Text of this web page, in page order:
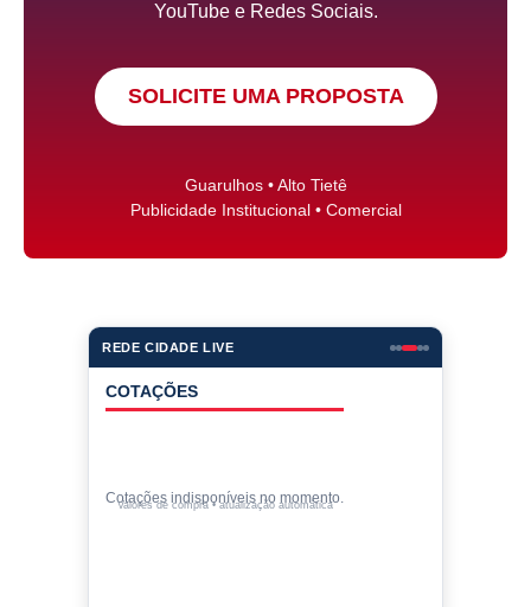
YouTube e Redes Sociais.
SOLICITE UMA PROPOSTA
Guarulhos • Alto Tietê
Publicidade Institucional • Comercial
REDE CIDADE LIVE
COTAÇÕES
Cotações indisponíveis no momento.
Valores de compra • atualização automática